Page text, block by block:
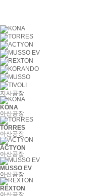
지사공장
KONA
아산공장
TORRES
아산공장
ACTYON
아산공장
MUSSO EV
아산공장
REXTON